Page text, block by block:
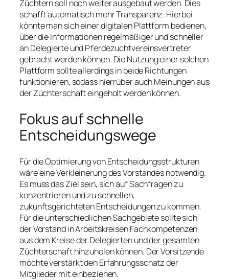
Züchtern soll noch weiter ausgebaut werden. Dies
schafft automatisch mehr Transparenz. Hierbei
könnte man sich einer digitalen Plattform bedienen,
über die Informationen regelmäßiger und schneller
an Delegierte und Pferdezuchtvereinsvertreter
gebracht werden können. Die Nutzung einer solchen
Plattform sollte allerdings in beide Richtungen
funktionieren, sodass hierrüber auch Meinungen aus
der Züchterschaft eingeholt werden können.
Fokus auf schnelle
Entscheidungswege
Für die Optimierung von Entscheidungsstrukturen
wäre eine Verkleinerung des Vorstandes notwendig.
Es muss das Ziel sein, sich auf Sachfragen zu
konzentrieren und zu schnellen,
zukunftsgerichteten Entscheidungen zu kommen.
Für die unterschiedlichen Sachgebiete sollte sich
der Vorstand in Arbeitskreisen Fachkompetenzen
aus dem Kreise der Delegierten und der gesamten
Züchterschaft hinzuholen können. Der Vorsitzende
möchte verstärkt den Erfahrungsschatz der
Mitglieder mit einbeziehen.